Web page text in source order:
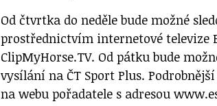
Od čtvrtka do neděle bude možné
prostřednictvím internetové televize
ClipMyHorse.TV. Od pátku bude
vysílání na ČT Sport Plus.
na webu pořadatele s adresou